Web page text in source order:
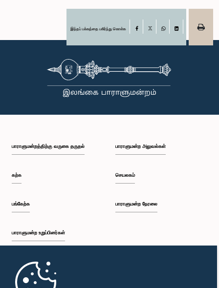
இந்தப் பக்கத்தை பகிர்ந்து கொள்க Facebook
பாராளுமன்றத்திற்கு வருகை தருதல்
கற்க
பங்கேற்க
பாராளுமன்ற உறுப்பினர்கள்
முதற்பக்கம்
பாராளுமன்ற அலுவல்கள்
செயலகம்
பாராளுமன்ற நேரலை